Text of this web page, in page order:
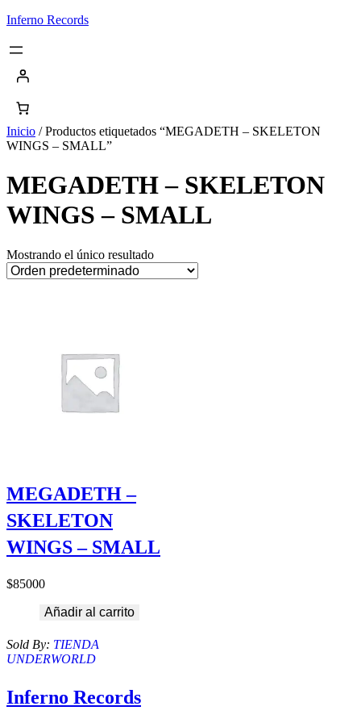
Saltar
contenido
Inferno Records
Inicio / Productos etiquetados “MEGADETH – SKELETON
WINGS – SMALL”
MEGADETH – SKELETON
WINGS – SMALL
Mostrando el único resultado
MEGADETH –
SKELETON
WINGS – SMALL
$85000
Añadir al carrito
Sold By: TIENDA
UNDERWORLD
Inferno Records